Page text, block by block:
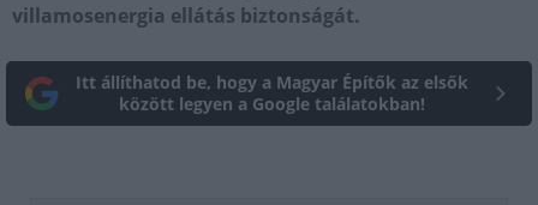
villamosenergia ellátás biztonságát.
Itt állíthatod be, hogy a Magyar Építők az elsők
között legyen a Google találatokban!